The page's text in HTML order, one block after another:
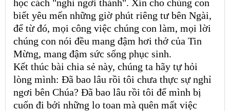
học cách "nghỉ ngơi thánh". Xin cho chúng con
biết yêu mến những giờ phút riêng tư bên Ngài,
để từ đó, mọi công việc chúng con làm, mọi lời
chúng con nói đều mang đậm hơi thở của Tin
Mừng, mang đậm sức sống phục sinh.
Kết thúc bài chia sẻ này, chúng ta hãy tự hỏi
lòng mình: Đã bao lâu rồi tôi chưa thực sự nghỉ
ngơi bên Chúa? Đã bao lâu rồi tôi để mình bị
cuốn đi bởi những lo toan mà quên mất việc